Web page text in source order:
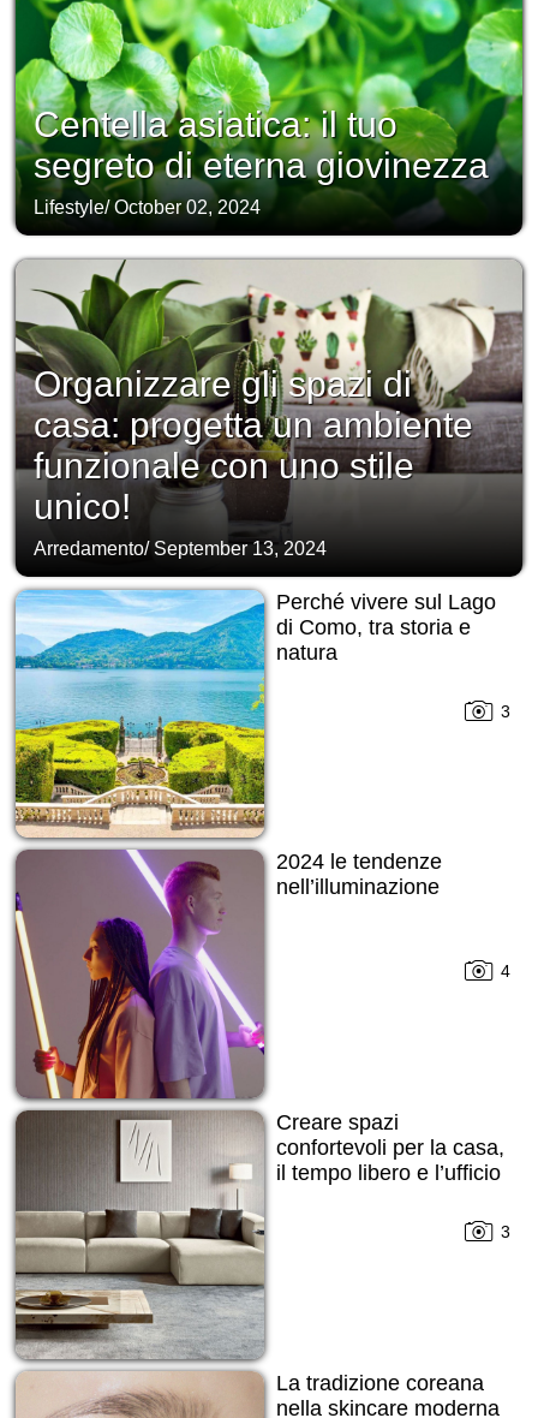
Centella asiatica: il tuo
segreto di eterna giovinezza
Lifestyle/October 02, 2024
Organizzare gli spazi di
casa: progetta un ambiente
funzionale con uno stile
unico!
Arredamento/ September 13, 2024
Perché vivere sul Lago
di Como, tra storia e
natura
3
2024 le tendenze
nell’illuminazione
4
Creare spazi
confortevoli per la casa,
il tempo libero e l’ufficio
3
La tradizione coreana
nella skincare moderna